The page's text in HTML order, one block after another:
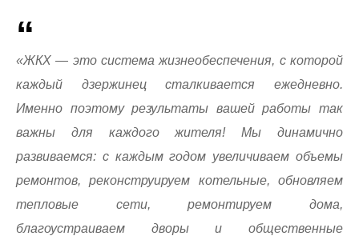
«ЖКХ — это система жизнеобеспечения, с которой
каждый дзержинец сталкивается ежедневно.
Именно поэтому результаты вашей работы так
важны для каждого жителя! Мы динамично
развиваемся: с каждым годом увеличиваем объемы
ремонтов, реконструируем котельные, обновляем
тепловые сети, ремонтируем дома,
благоустраиваем дворы и общественные